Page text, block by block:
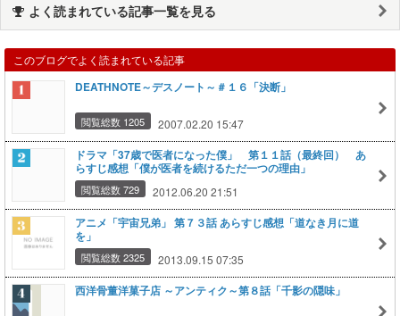
よく読まれている記事一覧を見る
このブログでよく読まれている記事
DEATHNOTE～デスノート～＃１６「決断」
閲覧総数 1205 2007.02.20 15:47
ドラマ「37歳で医者になった僕」 第１１話（最終回） あ
らすじ感想「僕が医者を続けるただ一つの理由」
閲覧総数 729 2012.06.20 21:51
アニメ「宇宙兄弟」 第７３話 あらすじ感想「道なき月に道
を」
閲覧総数 2325 2013.09.15 07:35
西洋骨董洋菓子店 ～アンティク～第８話「千影の隠味」